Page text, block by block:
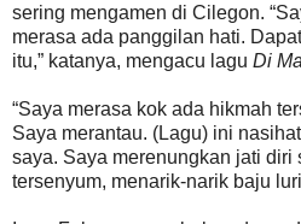
sering mengamen di Cilegon.
merasa ada panggilan hati.
itu,” katanya, mengacu lagu Di
“Saya merasa kok ada hikmah
Saya merantau. (Lagu) ini
saya. Saya merenungkan jati diri
tersenyum, menarik-narik baju